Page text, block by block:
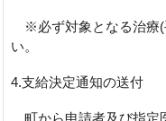
※必ず対象となる治療(
い。
4.支給決定通知の送付
町から申請者及び指定